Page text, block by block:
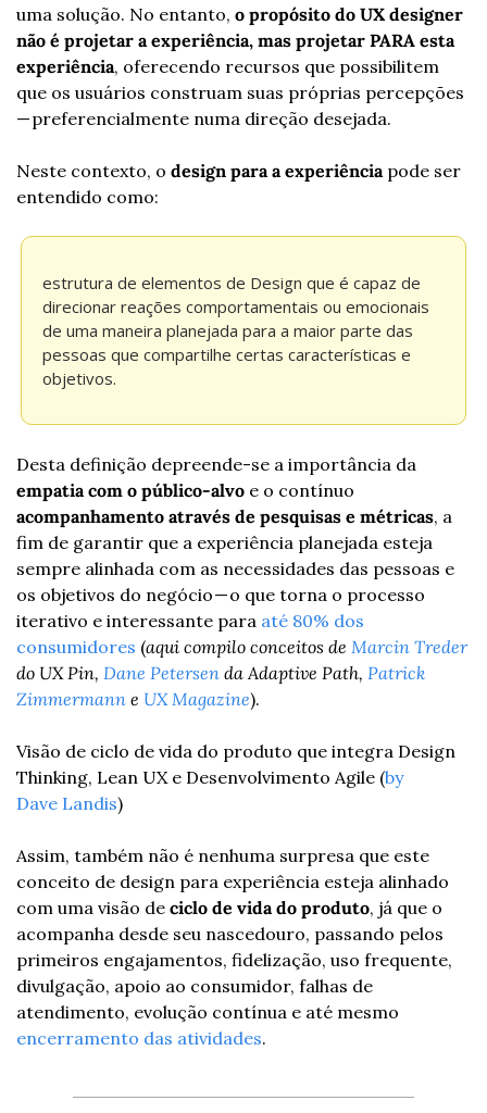
uma solução. No entanto, o propósito do UX designer
não é projetar a experiência, mas projetar PARA esta
experiência, oferecendo recursos que possibilitem
que os usuários construam suas próprias percepções
— preferencialmente numa direção desejada.
Neste contexto, o design para a experiência pode ser
entendido como:
estrutura de elementos de Design que é capaz de
direcionar reações comportamentais ou emocionais
de uma maneira planejada para a maior parte das
pessoas que compartilhe certas características e
objetivos.
empatia com o público-alvo
acompanhamento através de pesquisas e métricas, a
fim de garantir que a experiência planejada esteja
sempre alinhada com as necessidades das pessoas e
os objetivos do negócio — o que torna o processo
iterativo e interessante para até 80% dos
consumidores (aqui compilo conceitos de Marcin Treder
do UX Pin, Dane Petersen da Adaptive Path, Patrick
Zimmermann e UX Magazine).
Visão de ciclo de vida do produto que integra Design
Thinking, Lean UX e Desenvolvimento Agile (by
Dave Landis)
Assim, também não é nenhuma surpresa que este
conceito de design para experiência esteja alinhado
com uma visão de ciclo de vida do produto, já que o
acompanha desde seu nascedouro, passando pelos
primeiros engajamentos, fidelização, uso frequente,
divulgação, apoio ao consumidor, falhas de
encerramento das atividades.